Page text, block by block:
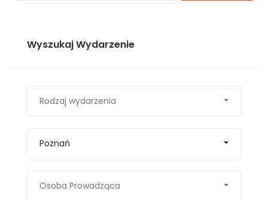
Wyszukaj Wydarzenie
Rodzaj wydarzenia
Poznań
Osoba Prowadząca